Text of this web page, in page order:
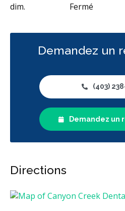
dim.
Fermé
Demandez un
(403)
Demandez un
Directions